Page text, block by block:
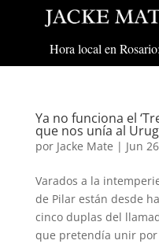
Hora local en Rosario:
Ya no funciona el
que nos unía al
por Jacke Mate | Jun
Varados a la
de Pilar están desde
cinco duplas del
que pretendía unir por